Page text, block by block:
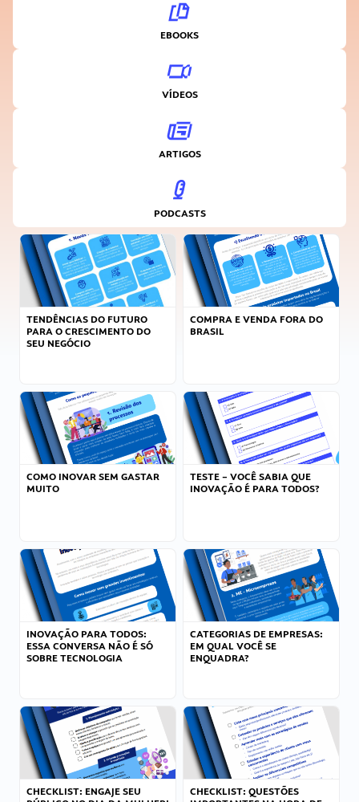
EBOOKS
VÍDEOS
ARTIGOS
PODCASTS
TENDÊNCIAS DO FUTURO
PARA O CRESCIMENTO DO
SEU NEGÓCIO
COMPRA E VENDA FORA DO
BRASIL
COMO INOVAR SEM GASTAR
MUITO
TESTE – VOCÊ SABIA QUE
INOVAÇÃO É PARA TODOS?
INOVAÇÃO PARA TODOS:
ESSA CONVERSA NÃO É SÓ
SOBRE TECNOLOGIA
CATEGORIAS DE EMPRESAS:
EM QUAL VOCÊ SE
ENQUADRA?
CHECKLIST: ENGAJE SEU
CHECKLIST: QUESTÕES